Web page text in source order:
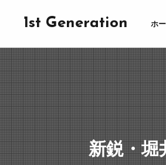
1st Generation ホ
新鋭・堀